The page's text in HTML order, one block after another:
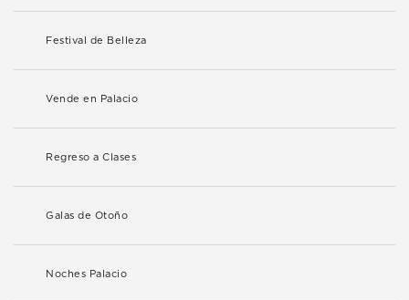
Festival de Belleza
Vende en Palacio
Regreso a Clases
Galas de Otoño
Noches Palacio